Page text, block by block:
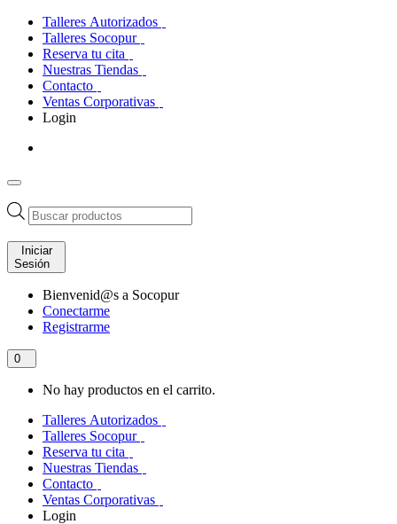
Talleres Autorizados
Talleres Socopur
Reserva tu cita
Nuestras Tiendas
Contacto
Ventas Corporativas
Login
Búsqueda
de
productos
Iniciar
Sesión
Bienvenid@s a Socopur
Conectarme
Registrarme
0
No hay productos en el carrito.
Talleres Autorizados
Talleres Socopur
Reserva tu cita
Nuestras Tiendas
Contacto
Ventas Corporativas
Login